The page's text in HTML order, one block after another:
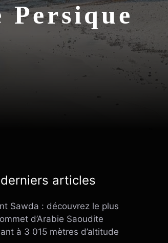
Persique
articles
Sawda : découvrez le plus
d’Arabie Saoudite
à 3 015 mètres d’altitude